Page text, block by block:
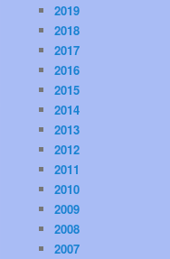
2019
2018
2017
2016
2015
2014
2013
2012
2011
2010
2009
2008
2007